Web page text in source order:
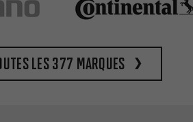
les 377 marques